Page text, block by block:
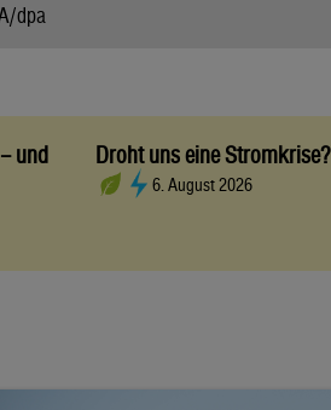
dpa
und
Droht uns eine Stromkrise?
6. August 2026